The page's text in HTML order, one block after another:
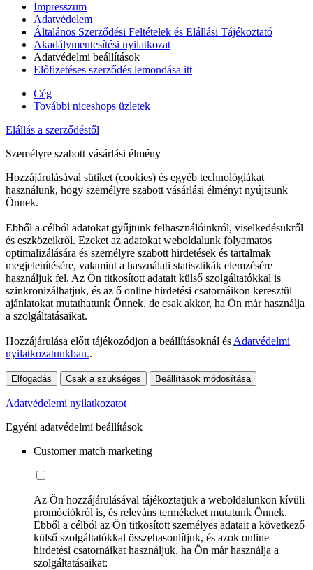
Impresszum
Adatvédelem
Általános Szerződési Feltételek és Elállási Tájékoztató
Akadálymentesítési nyilatkozat
Adatvédelmi beállítások
Előfizetéses szerződés lemondása itt
Cég
További niceshops üzletek
Elállás a szerződéstől
Személyre szabott vásárlási élmény
Hozzájárulásával sütiket (cookies) és egyéb technológiákat
használunk, hogy személyre szabott vásárlási élményt nyújtsunk
Önnek.
Ebből a célból adatokat gyűjtünk felhasználóinkról, viselkedésükről
és eszközeikről. Ezeket az adatokat weboldalunk folyamatos
optimalizálására és személyre szabott hirdetések és tartalmak
megjelenítésére, valamint a használati statisztikák elemzésére
használjuk fel. Az Ön titkosított adatait külső szolgáltatókkal is
szinkronizálhatjuk, és az ő online hirdetési csatornáikon keresztül
ajánlatokat mutathatunk Önnek, de csak akkor, ha Ön már használja
a szolgáltatásaikat.
Hozzájárulása előtt tájékozódjon a beállításoknál és Adatvédelmi
nyilatkozatunkban..
Elfogadás Csak a szükséges Beállítások módosítása
Adatvédelemi nyilatkozatot
Egyéni adatvédelmi beállítások
Customer match marketing
Az Ön hozzájárulásával tájékoztatjuk a weboldalunkon kívüli
promóciókról is, és releváns termékeket mutatunk Önnek.
Ebből a célból az Ön titkosított személyes adatait a következő
külső szolgáltatókkal összehasonlítjuk, és azok online
hirdetési csatornáikat használjuk, ha Ön már használja a
szolgáltatásaikat: